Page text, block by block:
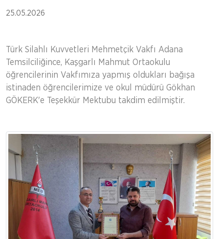
25.05.2026
Türk Silahlı Kuvvetleri Mehmetçik Vakfı Adana
Temsilciliğince, Kaşgarlı Mahmut Ortaokulu
öğrencilerinin Vakfımıza yapmış oldukları bağışa
istinaden öğrencilerimize ve okul müdürü Gökhan
GÖKERK'e Teşekkür Mektubu takdim edilmiştir.